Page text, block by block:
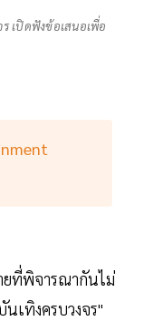
เปิดฟังข้อเสนอเพื่อ
ยที่พิจารณากันไม่
เทิงครบวงจร"